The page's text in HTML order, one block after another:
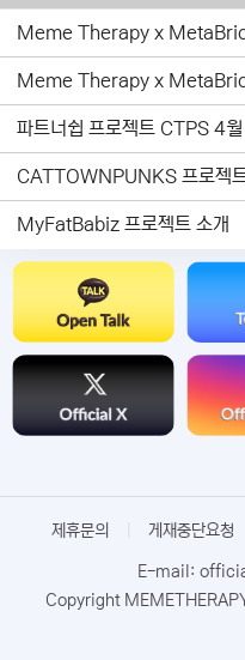
파트너쉽 프로젝트 CTPS 4
CATTOWNPUNKS 프로젝
MyFatBabiz 프로젝트 소개
제휴문의 게재중단요청
E-mail:
Copyright